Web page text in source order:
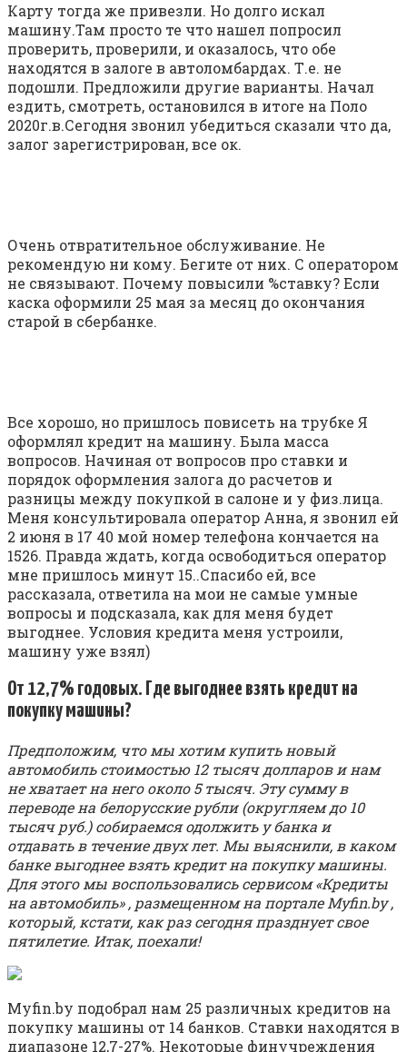
Карту тогда же привезли. Но долго искал
машину.Там просто те что нашел попросил
проверить, проверили, и оказалось, что обе
находятся в залоге в автоломбардах. Т.е. не
подошли. Предложили другие варианты. Начал
ездить, смотреть, остановился в итоге на Поло
2020г.в.Сегодня звонил убедиться сказали что да,
залог зарегистрирован, все ок.
Очень отвратительное обслуживание. Не
рекомендую ни кому. Бегите от них. С оператором
не связывают. Почему повысили %ставку? Если
каска оформили 25 мая за месяц до окончания
старой в сбербанке.
Все хорошо, но пришлось повисеть на трубке Я
оформлял кредит на машину. Была масса
вопросов. Начиная от вопросов про ставки и
порядок оформления залога до расчетов и
разницы между покупкой в салоне и у физ.лица.
Меня консультировала оператор Анна, я звонил ей
2 июня в 17 40 мой номер телефона кончается на
1526. Правда ждать, когда освободиться оператор
мне пришлось минут 15..Спасибо ей, все
рассказала, ответила на мои не самые умные
вопросы и подсказала, как для меня будет
выгоднее. Условия кредита меня устроили,
машину уже взял)
От 12,7% годовых. Где выгоднее взять кредит на
покупку машины?
Предположим, что мы хотим купить новый
автомобиль стоимостью 12 тысяч долларов и нам
не хватает на него около 5 тысяч. Эту сумму в
переводе на белорусские рубли (округляем до 10
тысяч руб.) собираемся одолжить у банка и
отдавать в течение двух лет. Мы выяснили, в каком
банке выгоднее взять кредит на покупку машины.
Для этого мы воспользовались сервисом «Кредиты
на автомобиль» , размещенном на портале Myfin.by ,
который, кстати, как раз сегодня празднует свое
пятилетие. Итак, поехали!
Myfin.by подобрал нам 25 различных кредитов на
покупку машины от 14 банков. Ставки находятся в
диапазоне 12,7-27%. Некоторые финучреждения